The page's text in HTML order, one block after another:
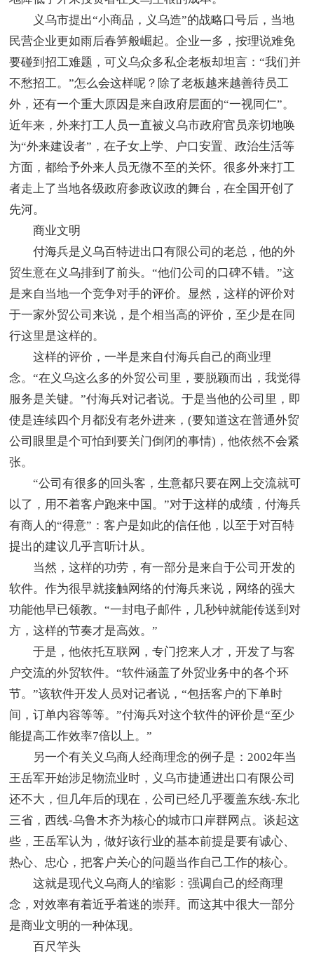
义乌市提出“小商品，义乌造”的战略口号后，当地
民营企业更如雨后春笋般崛起。企业一多，按理说难免
要碰到招工难题，可义乌众多私企老板却坦言：“我们并
不愁招工。”怎么会这样呢？除了老板越来越善待员工
外，还有一个重大原因是来自政府层面的“一视同仁”。
近年来，外来打工人员一直被义乌市政府官员亲切地唤
为“外来建设者”，在子女上学、户口安置、政治生活等
方面，都给予外来人员无微不至的关怀。很多外来打工
者走上了当地各级政府参政议政的舞台，在全国开创了
先河。
商业文明
付海兵是义乌百特进出口有限公司的老总，他的外
贸生意在义乌排到了前头。“他们公司的口碑不错。”这
是来自当地一个竞争对手的评价。显然，这样的评价对
于一家外贸公司来说，是个相当高的评价，至少是在同
行这里是这样的。
这样的评价，一半是来自付海兵自己的商业理
念。“在义乌这么多的外贸公司里，要脱颖而出，我觉得
服务是关键。”付海兵对记者说。于是当他的公司里，即
使是连续四个月都没有老外进来，(要知道这在普通外贸
公司眼里是个可怕到要关门倒闭的事情)，他依然不会紧
张。
“公司有很多的回头客，生意都只要在网上交流就可
以了，用不着客户跑来中国。”对于这样的成绩，付海兵
有商人的“得意”：客户是如此的信任他，以至于对百特
提出的建议几乎言听计从。
当然，这样的功劳，有一部分是来自于公司开发的
软件。作为很早就接触网络的付海兵来说，网络的强大
功能他早已领教。“一封电子邮件，几秒钟就能传送到对
方，这样的节奏才是高效。”
于是，他依托互联网，专门挖来人才，开发了与客
户交流的外贸软件。“软件涵盖了外贸业务中的各个环
节。”该软件开发人员对记者说，“包括客户的下单时
间，订单内容等等。”付海兵对这个软件的评价是“至少
能提高工作效率7倍以上。”
另一个有关义乌商人经商理念的例子是：2002年当
王岳军开始涉足物流业时，义乌市捷通进出口有限公司
还不大，但几年后的现在，公司已经几乎覆盖东线-东北
三省，西线-乌鲁木齐为核心的城市口岸群网点。谈起这
些，王岳军认为，做好该行业的基本前提是要有诚心、
热心、忠心，把客户关心的问题当作自己工作的核心。
这就是现代义乌商人的缩影：强调自己的经商理
念，对效率有着近乎着迷的崇拜。而这其中很大一部分
是商业文明的一种体现。
百尺竿头